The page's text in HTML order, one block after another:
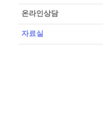
온라인상담
자료실